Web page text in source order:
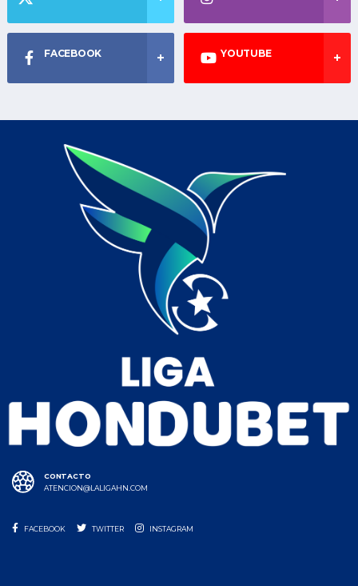
FACEBOOK YOUTUBE
CONTACTO
ATENCION@LALIGAHN.COM
FACEBOOK TWITTER INSTAGRAM